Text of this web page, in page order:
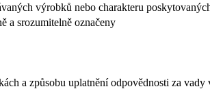
výrobků nebo charakteru
a srozumitelně označeny
a způsobu uplatnění odpovědnosti za vady